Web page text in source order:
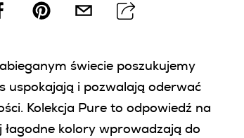
świecie poszukujemy
uspokajają i pozwalają oderwać
Kolekcja Pure to odpowiedź na
łagodne kolory wprowadzają do